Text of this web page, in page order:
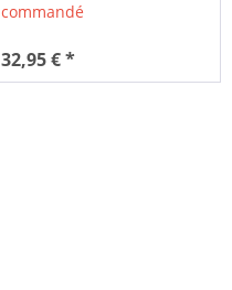
commandé
32,95 € *